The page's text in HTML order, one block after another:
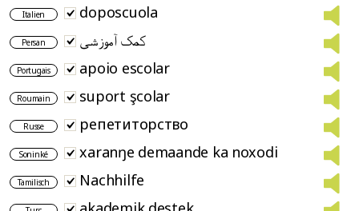
Italien doposcuola
Persan کمک آموزشی
Portugais apoio escolar
Roumain suport şcolar
Russe репетиторство
Soninké xaranŋe demaande ka noxodi
Tamilisch Nachhilfe